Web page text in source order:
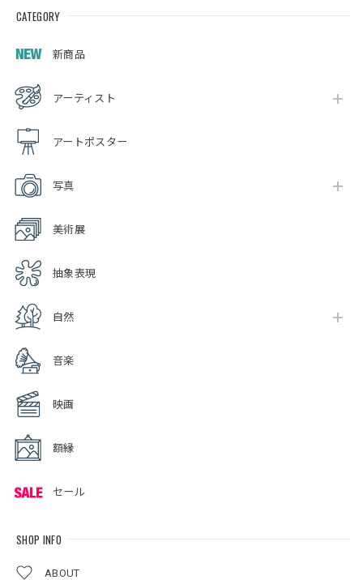
CATEGORY
新商品
アーティスト
アートポスター
写真
美術展
抽象表現
自然
音楽
映画
額縁
セール
SHOP INFO
ABOUT